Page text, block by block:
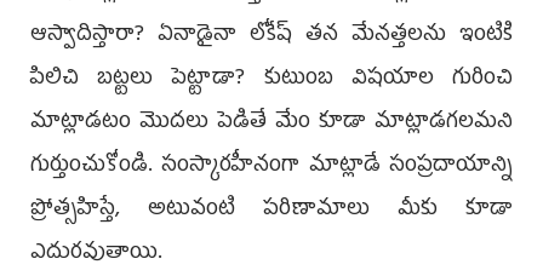
ఆస్వాదిస్తారా? ఏనాడైనా లోకేష్ తన మేనత్తలను ఇంటికి
పిలిచి బట్టలు పెట్టాడా? కుటుంబ విషయాల గురించి
మాట్లాడటం మొదలు పెడితే మేం కూడా మాట్లాడగలమని
గుర్తుంచుకోండి. సంస్కారహీనంగా మాట్లాడే సంప్రదాయాన్ని
ప్రోత్సహిస్తే, అటువంటి పరిణామాలు మీకు కూడా
ఎదురవుతాయి.